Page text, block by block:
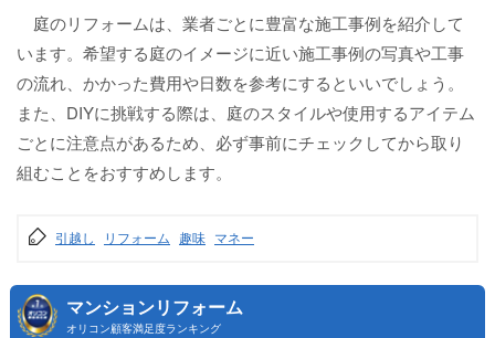
庭のリフォームは、業者ごとに豊富な施工事例を紹介して
います。希望する庭のイメージに近い施工事例の写真や工事
の流れ、かかった費用や日数を参考にするといいでしょう。
また、DIYに挑戦する際は、庭のスタイルや使用するアイテム
ごとに注意点があるため、必ず事前にチェックしてから取り
組むことをおすすめします。
引越し リフォーム 趣味 マネー
マンションリフォーム
オリコン顧客満足度ランキング